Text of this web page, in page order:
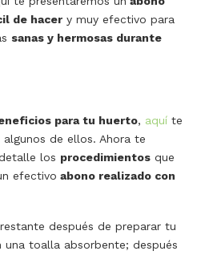
de hacer y muy efectivo para
sanas y hermosas durante
para tu huerto, aquí te
de ellos. Ahora te
los procedimientos que
efectivo abono realizado con
después de preparar tu
toalla absorbente; después